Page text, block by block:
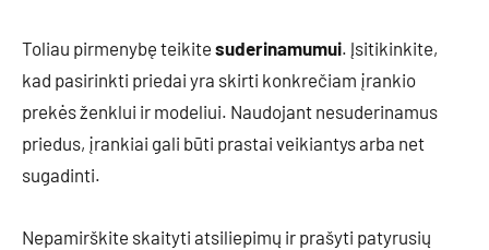
Toliau pirmenybę teikite suderinamumui. Įsitikinkite,
kad pasirinkti priedai yra skirti konkrečiam įrankio
prekės ženklui ir modeliui. Naudojant nesuderinamus
priedus, įrankiai gali būti prastai veikiantys arba net
sugadinti.
Nepamirškite skaityti atsiliepimų ir prašyti patyrusių